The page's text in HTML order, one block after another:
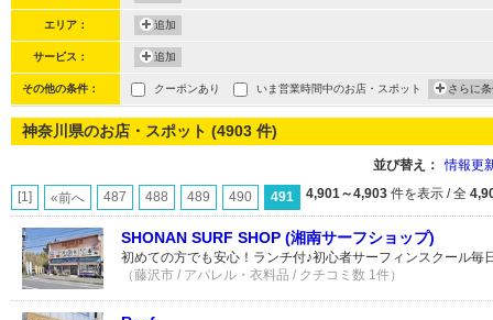
エリア： 追加
サービス： 追加
その他の条件： クーポンあり いま営業時間中のお店・スポット さらに
神奈川県のお店・スポット (4903 件)
並び替え： 情報更
[1] «前へ 487 488 489 490 491 4,901～4,903 件を表示 / 全
SHONAN SURF SHOP (湘南サーフショップ)
初めての方でも安心！ランチ付♪初心者サーフィンスクール毎
（藤沢市 / アパレル・衣料品 / クチコミ数 1件）